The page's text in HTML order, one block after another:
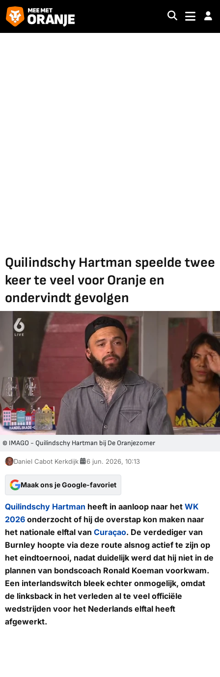
Quilindschy Hartman speelde twee
keer te veel voor Oranje en
ondervindt gevolgen
© IMAGO - Quilindschy Hartman bij De Oranjezomer
Daniel Cabot Kerkdijk 6 jun. 2026, 10:13
Maak ons je Google-favoriet
Quilindschy Hartman heeft in aanloop naar het WK
2026 onderzocht of hij de overstap kon maken naar
het nationale elftal van Curaçao. De verdediger van
Burnley hoopte via deze route alsnog actief te zijn op
het eindtoernooi, nadat duidelijk werd dat hij niet in de
plannen van bondscoach Ronald Koeman voorkwam.
Een interlandswitch bleek echter onmogelijk, omdat
de linksback in het verleden al te veel officiële
wedstrijden voor het Nederlands elftal heeft
afgewerkt.